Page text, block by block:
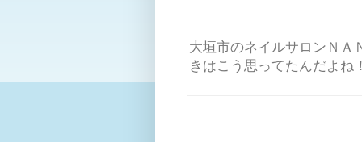
大垣市のネイルサロンＮＡ
きはこう思ってたんだよ